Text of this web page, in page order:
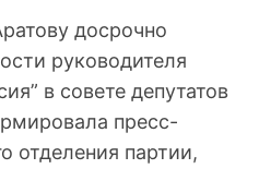
досрочно
руководителя
в совете депутатов
пресс-
отделения партии,